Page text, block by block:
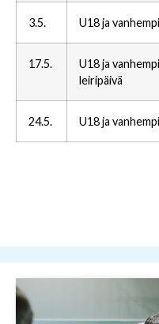
3.5. U18 ja
17.5.
U18 ja
leiripäivä
24.5. U18 ja